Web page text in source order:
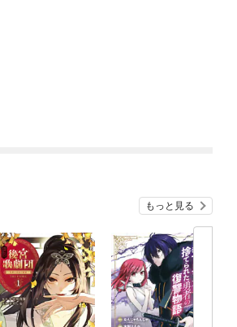
もっと見る